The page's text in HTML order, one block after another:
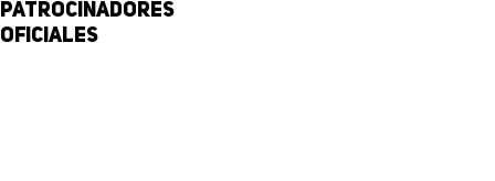
Patrocinadores
Oficiales